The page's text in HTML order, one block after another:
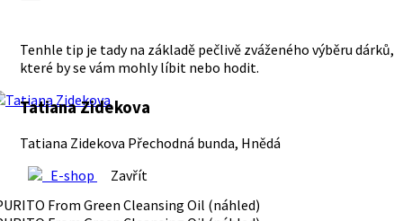
Tenhle tip je tady na základě pečlivě zváženého výběru dárků,
které by se vám mohly líbit nebo hodit.
Tatiana Zidekova
Tatiana Zidekova Přechodná bunda, Hnědá
E-shop
Zavřít